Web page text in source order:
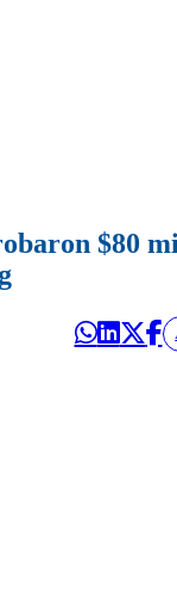
$80